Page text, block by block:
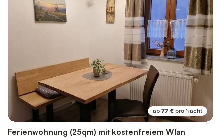
ab 77 € pro Nacht
Ferienwohnung (25qm) mit kostenfreiem Wlan